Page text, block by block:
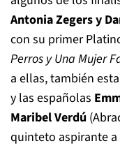
Antonia Zegers y
con su primer
Perros y Una Mujer
a ellas, también
y las españolas
Maribel Verdú
quinteto aspirante